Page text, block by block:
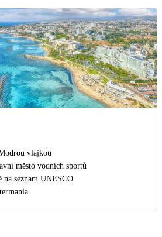
vlajkou
město vodních sportů
na seznam UNESCO